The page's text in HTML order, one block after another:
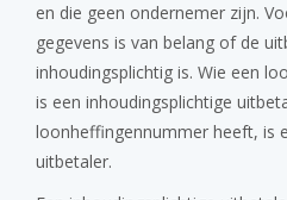
en die geen ondernemer zijn.
gegevens is van belang of de
inhoudingsplichtig is. Wie een
is een inhoudingsplichtige
loonheffingennummer heeft, is
uitbetaler.